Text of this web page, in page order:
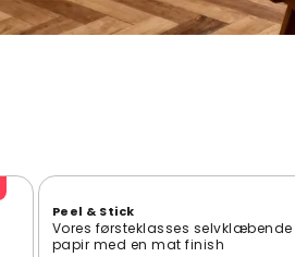
Peel & Stick
Vores førsteklasses selvklæbende
papir med en mat finish